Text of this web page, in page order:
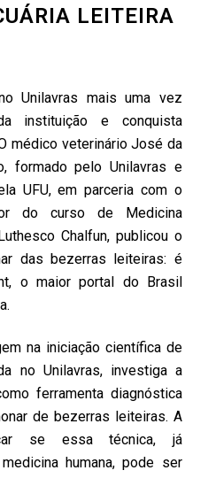
LEITEIRA
Unilavras mais uma vez
instituição e conquista
médico veterinário José da
formado pelo Unilavras e
UFU, em parceria com o
do curso de Medicina
Chalfun, publicou o
das bezerras leiteiras: é
o maior portal do Brasil
na iniciação científica de
no Unilavras, investiga a
ferramenta diagnóstica
de bezerras leiteiras. A
se essa técnica, já
humana, pode ser